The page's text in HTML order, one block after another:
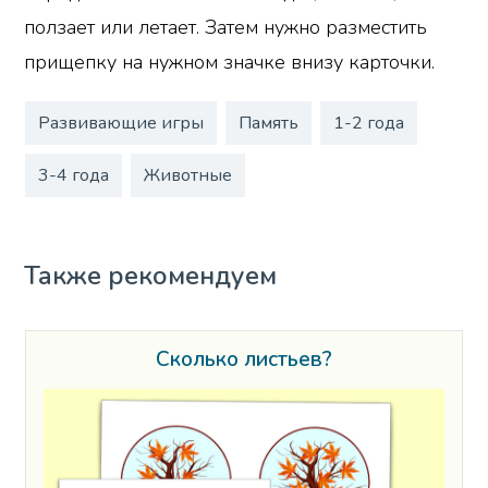
ползает или летает. Затем нужно разместить
прищепку на нужном значке внизу карточки.
Развивающие игры Память 1-2 года
3-4 года Животные
Также рекомендуем
Сколько листьев?